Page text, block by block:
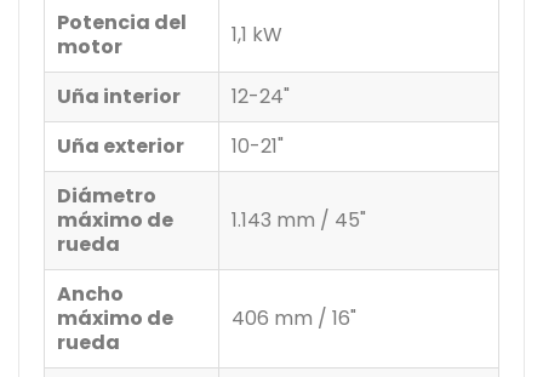
Potencia del
motor
1,1 kW
Uña interior
12-24"
Uña exterior
10-21"
Diámetro
máximo de
rueda
1.143 mm / 45"
Ancho
máximo de
rueda
406 mm / 16"